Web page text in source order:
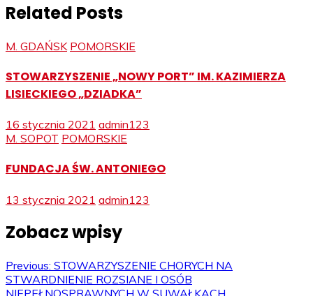
Related Posts
M. GDAŃSK POMORSKIE
STOWARZYSZENIE „NOWY PORT” IM. KAZIMIERZA
LISIECKIEGO „DZIADKA”
16 stycznia 2021 admin123
M. SOPOT POMORSKIE
FUNDACJA ŚW. ANTONIEGO
13 stycznia 2021 admin123
Zobacz wpisy
Previous: STOWARZYSZENIE CHORYCH NA
STWARDNIENIE ROZSIANE I OSÓB